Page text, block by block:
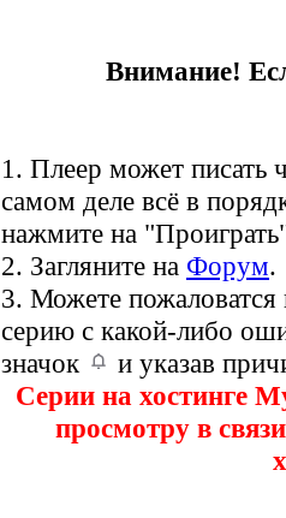
Внимание!
1. Плеер может писать
самом деле всё в
нажмите на
2. Загляните на Форум.
3. Можете
серию с какой-либо
значок
и указав
Серии на хостинге
просмотру в